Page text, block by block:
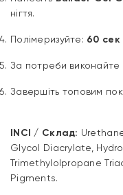
нігтя.
Полімеризуйте: 60 сек
За потреби виконайте
Завершіть топовим
INCI / Склад:
Glycol Diacrylate,
Trimethylolpropane
Pigments.